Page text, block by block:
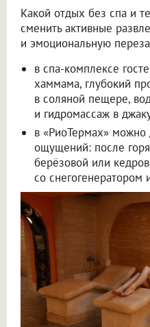
Какой отдых без спа и
сменить активные
и эмоциональную
в спа-комплексе
хаммама, глубокий
в соляной пещере,
и гидромассаж в
в «РиоТермах» можно
ощущений: после
берёзовой или
со